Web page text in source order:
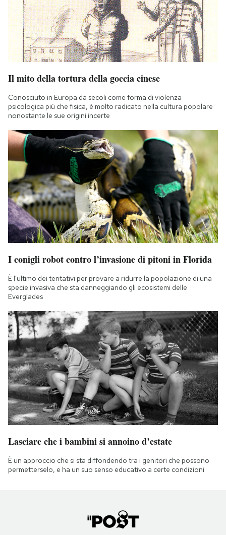
Il mito della tortura della goccia cinese
Conosciuto in Europa da secoli come forma di violenza
psicologica più che fisica, è molto radicato nella cultura popolare
nonostante le sue origini incerte
I conigli robot contro l’invasione di pitoni in Florida
È l'ultimo dei tentativi per provare a ridurre la popolazione di una
specie invasiva che sta danneggiando gli ecosistemi delle
Everglades
Lasciare che i bambini si annoino d’estate
È un approccio che si sta diffondendo tra i genitori che possono
permetterselo, e ha un suo senso educativo a certe condizioni